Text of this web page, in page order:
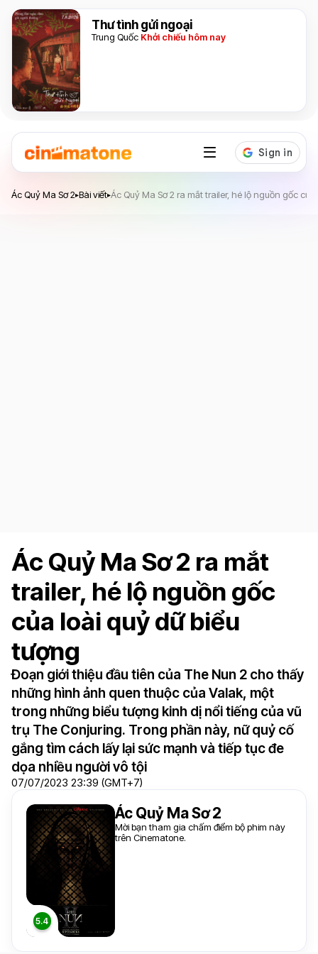
Thư tình gửi ngoại
Trung Quốc Khởi chiếu hôm nay
Ác Quỷ Ma Sơ 2▸Bài viết▸Ác Quỷ Ma Sơ 2 ra mắt trailer, hé lộ nguồn gốc
Ác Quỷ Ma Sơ 2 ra mắt
trailer, hé lộ nguồn gốc
của loài quỷ dữ biểu
tượng
Đoạn giới thiệu đầu tiên của The Nun 2 cho thấy
những hình ảnh quen thuộc của Valak, một
trong những biểu tượng kinh dị nổi tiếng của vũ
trụ The Conjuring. Trong phần này, nữ quỷ cố
gắng tìm cách lấy lại sức mạnh và tiếp tục đe
dọa nhiều người vô tội
07/07/2023 23:39 (GMT+7)
Ác Quỷ Ma Sơ 2
Mời bạn tham gia chấm điểm bộ phim này
trên Cinematone.